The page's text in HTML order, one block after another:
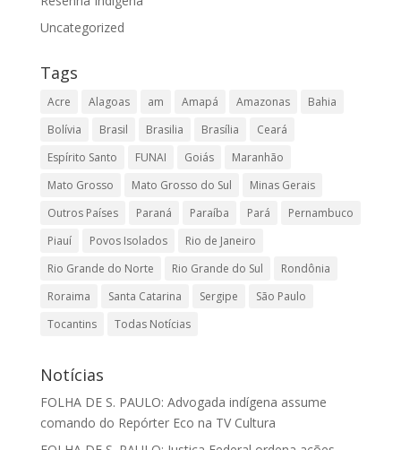
Uncategorized
Tags
Acre Alagoas am Amapá Amazonas
Bahia
Bolívia
Brasil Brasilia Brasília
Ceará
Espírito Santo
FUNAI Goiás
Maranhão
Mato Grosso
Mato Grosso do Sul
Minas Gerais
Outros Países
Paraná Paraíba Pará
Pernambuco
Piauí
Povos Isolados
Rio de Janeiro
Rio Grande do Norte
Rio Grande do Sul
Rondônia
Roraima
Santa Catarina Sergipe
São Paulo
Tocantins
Todas Notícias
Notícias
FOLHA DE S. PAULO: Advogada indígena assume
comando do Repórter Eco na TV Cultura